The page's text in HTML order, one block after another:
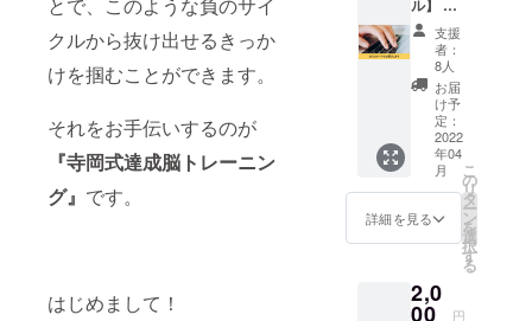
クルから抜け出せるきっか
けを掴むことができます。
それをお手伝いするのが
『寺岡式達成脳トレーニン
グ』 です。
はじめまして！
すっと引い
てしまう癖
がついてし
まったため
人に対して
無関心に。
だから人と
のコミュニ
ケーション
くはずがな
ル】 寺
岡式達
成脳ト
レーニ
ングを
ただた
だ応援
したい
人向け
のリ
ターン
です。
寺岡式
ナーの
寺岡俊
支援
者：
8人
お届
け予
定：
2022
年04
月
詳細を見る
こ
の
リ
タ
ー
ン
を
選
択
す
る
2,0
00 円